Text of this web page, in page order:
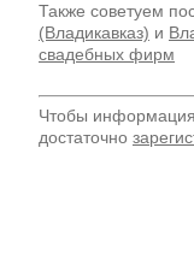
Также советуем
(Владикавказ) и
свадебных фирм
Чтобы
достаточно